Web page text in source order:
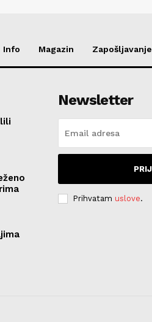
Info Magazin
Newsletter
Prihvatam uslove.